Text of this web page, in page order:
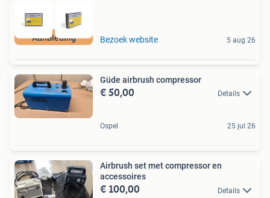
Aanbieding Bezoek website 5 aug 26
Güde airbrush compressor
€ 50,00 Details
Ospel 25 jul 26
Airbrush set met compressor en
accessoires
€ 100,00 Details